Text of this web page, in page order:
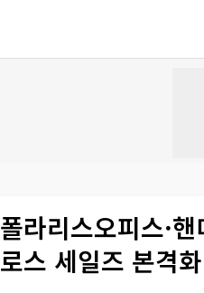
폴라리스오피스·
로스 세일즈 본격화